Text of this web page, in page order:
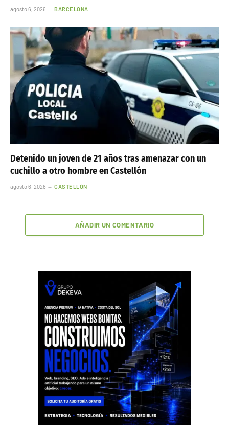
agosto 6, 2026 BARCELONA
Detenido un joven de 21 años tras amenazar con un
cuchillo a otro hombre en Castellón
agosto 6, 2026 CASTELLÓN
AÑADIR UN COMENTARIO